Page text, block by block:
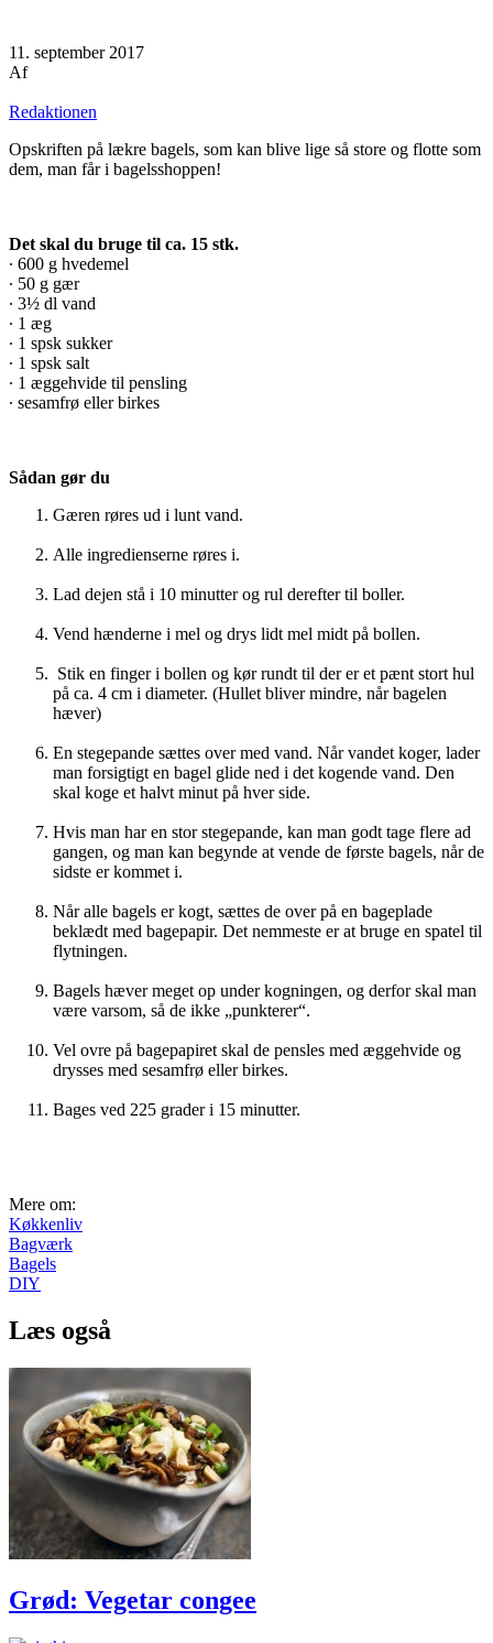
11. september 2017
Af
Redaktionen
Opskriften på lækre bagels, som kan blive lige så store og flotte som
dem, man får i bagelsshoppen!
Det skal du bruge til ca. 15 stk.
∙ 600 g hvedemel
∙ 50 g gær
∙ 3½ dl vand
∙ 1 æg
∙ 1 spsk sukker
∙ 1 spsk salt
∙ 1 æggehvide til pensling
∙ sesamfrø eller birkes
Sådan gør du
Gæren røres ud i lunt vand.
Alle ingredienserne røres i.
Lad dejen stå i 10 minutter og rul derefter til boller.
Vend hænderne i mel og drys lidt mel midt på bollen.
Stik en finger i bollen og kør rundt til der er et pænt stort hul
på ca. 4 cm i diameter. (Hullet bliver mindre, når bagelen
hæver)
En stegepande sættes over med vand. Når vandet koger, lader
man forsigtigt en bagel glide ned i det kogende vand. Den
skal koge et halvt minut på hver side.
Hvis man har en stor stegepande, kan man godt tage flere ad
gangen, og man kan begynde at vende de første bagels, når de
sidste er kommet i.
Når alle bagels er kogt, sættes de over på en bageplade
beklædt med bagepapir. Det nemmeste er at bruge en spatel til
flytningen.
Bagels hæver meget op under kogningen, og derfor skal man
være varsom, så de ikke „punkterer“.
Vel ovre på bagepapiret skal de pensles med æggehvide og
drysses med sesamfrø eller birkes.
Bages ved 225 grader i 15 minutter.
Mere om:
Køkkenliv
Bagværk
Bagels
DIY
Læs også
Grød: Vegetar congee